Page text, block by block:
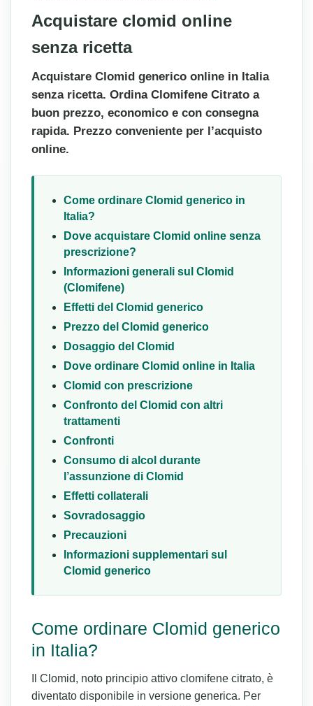
Acquistare clomid online
senza ricetta
Acquistare Clomid generico online in Italia
senza ricetta. Ordina Clomifene Citrato a
buon prezzo, economico e con consegna
rapida. Prezzo conveniente per l’acquisto
online.
Come ordinare Clomid generico in
Italia?
Dove acquistare Clomid online senza
prescrizione?
Informazioni generali sul Clomid
(Clomifene)
Effetti del Clomid generico
Prezzo del Clomid generico
Dosaggio del Clomid
Dove ordinare Clomid online in Italia
Clomid con prescrizione
Confronto del Clomid con altri
trattamenti
Confronti
Consumo di alcol durante
l’assunzione di Clomid
Effetti collaterali
Sovradosaggio
Precauzioni
Informazioni supplementari sul
Clomid generico
Come ordinare Clomid generico
in Italia?
Il Clomid, noto principio attivo clomifene citrato, è
diventato disponibile in versione generica. Per